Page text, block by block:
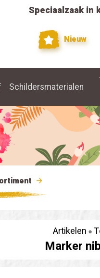
Speciaalzaak in
Nieuw
Schildersmaterialen
Artikelen
Marker